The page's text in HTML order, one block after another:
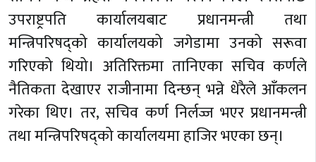
उपराष्ट्रपति कार्यालयबाट प्रधानमन्त्री तथा
मन्त्रिपरिषद्को कार्यालयको जगेडामा उनको सरूवा
गरिएको थियो। अतिरिक्तमा तानिएका सचिव कर्णले
नैतिकता देखाएर राजीनामा दिन्छन् भन्ने धेरैले आँकलन
गरेका थिए। तर, सचिव कर्ण निर्लज्ज भएर प्रधानमन्त्री
तथा मन्त्रिपरिषद्को कार्यालयमा हाजिर भएका छन्।